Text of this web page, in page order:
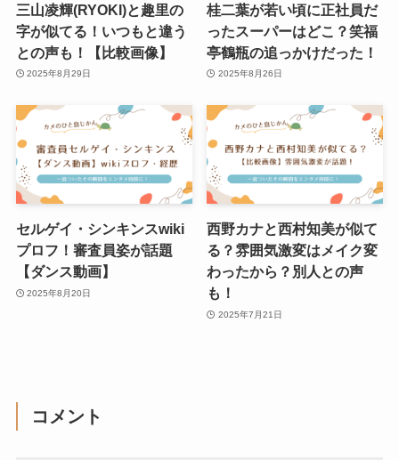
三山凌輝(RYOKI)と趣里の
字が似てる！いつもと違う
との声も！【比較画像】
2025年8月29日
桂二葉が若い頃に正社員だ
ったスーパーはどこ？笑福
亭鶴瓶の追っかけだった！
2025年8月26日
セルゲイ・シンキンスwiki
プロフ！審査員姿が話題
【ダンス動画】
2025年8月20日
西野カナと西村知美が似て
る？雰囲気激変はメイク変
わったから？別人との声
も！
2025年7月21日
コメント